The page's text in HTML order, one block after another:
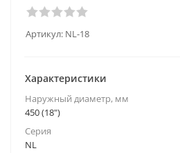
Артикул: NL-18
Характеристики
Наружный диаметр, мм
450 (18")
Серия
NL